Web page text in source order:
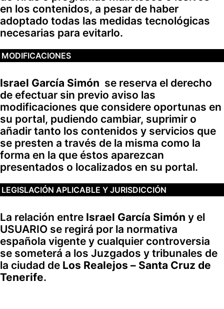
en los contenidos, a pesar de haber
adoptado todas las medidas tecnológicas
necesarias para evitarlo.
MODIFICACIONES
Israel García Simón se reserva el derecho
de efectuar sin previo aviso las
modificaciones que considere oportunas en
su portal, pudiendo cambiar, suprimir o
añadir tanto los contenidos y servicios que
se presten a través de la misma como la
forma en la que éstos aparezcan
presentados o localizados en su portal.
LEGISLACIÓN APLICABLE Y JURISDICCIÓN
La relación entre Israel García Simón y el
USUARIO se regirá por la normativa
española vigente y cualquier controversia
se someterá a los Juzgados y tribunales de
la ciudad de Los Realejos – Santa Cruz de
Tenerife.